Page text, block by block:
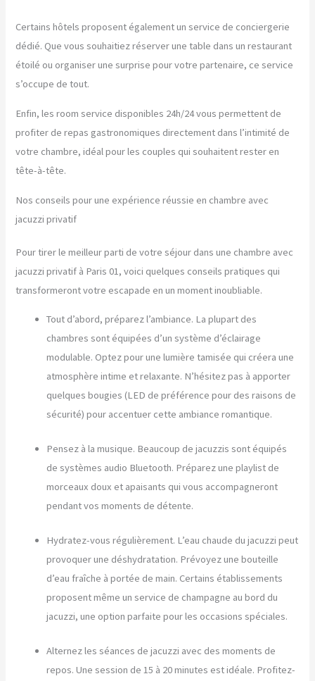
Certains hôtels proposent également un service de conciergerie
dédié. Que vous souhaitiez réserver une table dans un restaurant
étoilé ou organiser une surprise pour votre partenaire, ce service
s’occupe de tout.
Enfin, les room service disponibles 24h/24 vous permettent de
profiter de repas gastronomiques directement dans l’intimité de
votre chambre, idéal pour les couples qui souhaitent rester en
tête-à-tête.
Nos conseils pour une expérience réussie en chambre avec
jacuzzi privatif
Pour tirer le meilleur parti de votre séjour dans une chambre avec
jacuzzi privatif à Paris 01, voici quelques conseils pratiques qui
transformeront votre escapade en un moment inoubliable.
Tout d’abord, préparez l’ambiance. La plupart des
chambres sont équipées d’un système d’éclairage
modulable. Optez pour une lumière tamisée qui créera une
atmosphère intime et relaxante. N’hésitez pas à apporter
quelques bougies (LED de préférence pour des raisons de
sécurité) pour accentuer cette ambiance romantique.
Pensez à la musique. Beaucoup de jacuzzis sont équipés
de systèmes audio Bluetooth. Préparez une playlist de
morceaux doux et apaisants qui vous accompagneront
pendant vos moments de détente.
Hydratez-vous régulièrement. L’eau chaude du jacuzzi peut
provoquer une déshydratation. Prévoyez une bouteille
d’eau fraîche à portée de main. Certains établissements
proposent même un service de champagne au bord du
jacuzzi, une option parfaite pour les occasions spéciales.
Alternez les séances de jacuzzi avec des moments de
repos. Une session de 15 à 20 minutes est idéale. Profitez-